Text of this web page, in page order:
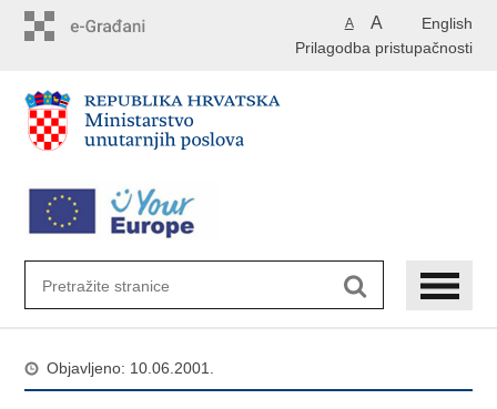
English
A A
Prilagodba pristupačnosti
Objavljeno: 10.06.2001.